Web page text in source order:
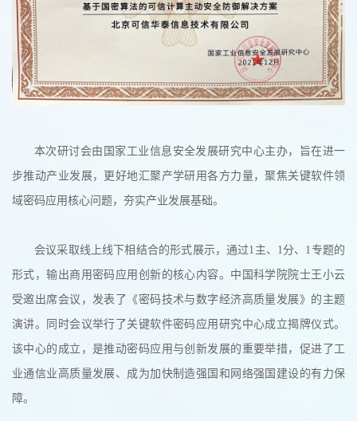
本次研讨会由国家工业信息安全发展研究中心主办，旨在进一
步推动产业发展，更好地汇聚产学研用各方力量，聚焦关键软件领
域密码应用核心问题，夯实产业发展基础。
会议采取线上线下相结合的形式展示，通过1主、1分、1专题的
形式，输出商用密码应用创新的核心内容。中国科学院院士王小云
受邀出席会议，发表了《密码技术与数字经济高质量发展》的主题
演讲。同时会议举行了关键软件密码应用研究中心成立揭牌仪式。
该中心的成立，是推动密码应用与创新发展的重要举措，促进了工
业通信业高质量发展、成为加快制造强国和网络强国建设的有力保
障。